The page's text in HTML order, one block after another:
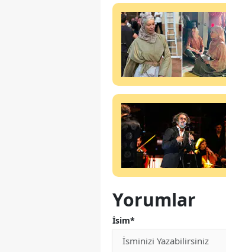
Yorumlar
İsim*